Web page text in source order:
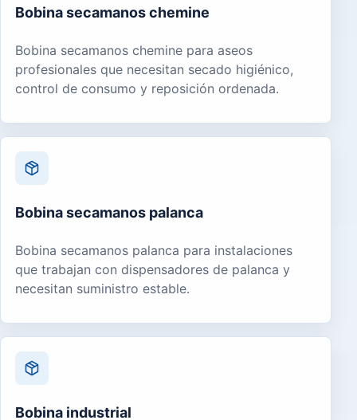
Bobina secamanos chemine
Bobina secamanos chemine para aseos
profesionales que necesitan secado higiénico,
control de consumo y reposición ordenada.
Bobina secamanos palanca
Bobina secamanos palanca para instalaciones
que trabajan con dispensadores de palanca y
necesitan suministro estable.
Bobina industrial